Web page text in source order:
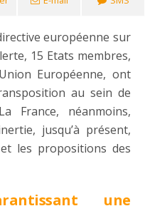
européenne sur
15 Etats membres,
Européenne, ont
au sein de
France, néanmoins,
jusqu’à présent,
les propositions des
une